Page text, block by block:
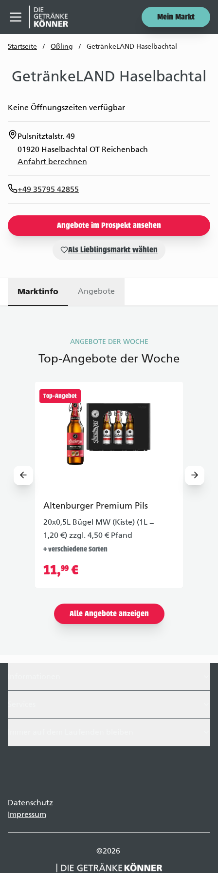
Menü öffnen
Mein Markt
Startseite / Oßling / GetränkeLAND Haselbachtal
GetränkeLAND Haselbachtal
Keine Öffnungszeiten verfügbar
Pulsnitztalstr. 49
01920 Haselbachtal OT Reichenbach
Anfahrt berechnen
+49 35795 42855
Angebote im Prospekt ansehen
PDF Viewer
PDF-Dokument Betrachter
Als Lieblingsmarkt wählen
Marktinfo Angebote
ANGEBOTE DER WOCHE
Top-Angebote der Woche
Previous slide
Top-Angebot
Altenburger Premium Pils
20x0,5L Bügel MW (Kiste) (1L =
1,20 €) zzgl. 4,50 € Pfand
+ verschiedene Sorten
11,99 €
Next
Alle Angebote anzeigen
Datenschutz
Impressum
©2026